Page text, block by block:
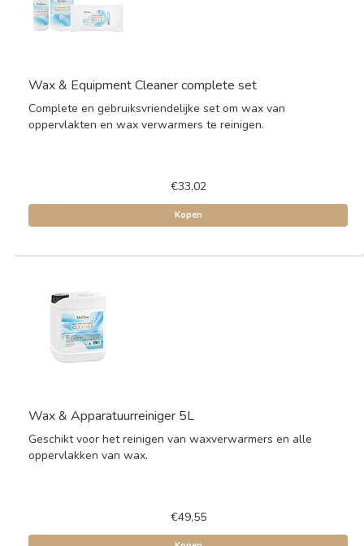
Wax & Equipment Cleaner complete set
Complete en gebruiksvriendelijke set om wax van
oppervlakten en wax verwarmers te reinigen.
€33,02
Kopen
Wax & Apparatuurreiniger 5L
Geschikt voor het reinigen van waxverwarmers en alle
oppervlakken van wax.
€49,55